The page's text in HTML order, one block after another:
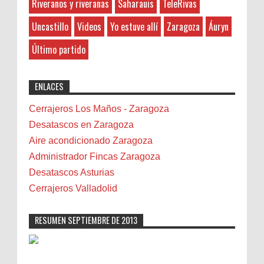
contra el Sadavense a las 6 de la tarde en
el campo de San...
Photo Retouching LTD:
8-27-2025
"Great post! Resources like this are
professional solutions. Highly recommended!"
Banda de Rivas
Barcelona
Belenes
Benalmádena
Bicicletas
Bilbao
Biota
Camareta
Cáncer
Carmela Sauras
Carnavales
Castellón
Cerrajeros
Riveranos y riveranas
Saharauis
TeleRivas
Uncastillo
Videos Yo estuve allí Zaragoza
Áuryn
Último partido
ENLACES
Cerrajeros Los Maños - Zaragoza
Desatascos en Zaragoza
Aire acondicionado Zaragoza
Administrador Fincas Zaragoza
Desatascos Asturias
Cerrajeros Valladolid
RESUMEN SEPTIEMBRE DE 2013